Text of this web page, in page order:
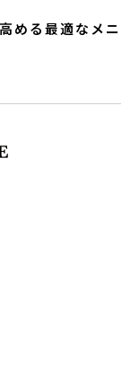
める最適なメニ